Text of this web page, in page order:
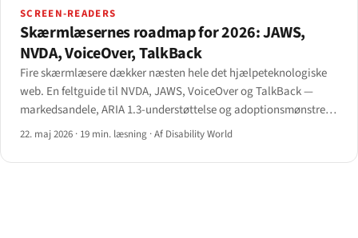
SCREEN-READERS
Skærmlæsernes roadmap for 2026: JAWS,
NVDA, VoiceOver, TalkBack
Fire skærmlæsere dækker næsten hele det hjælpeteknologiske
web. En feltguide til NVDA, JAWS, VoiceOver og TalkBack —
markedsandele, ARIA 1.3-understøttelse og adoptionsmønstre
for 2026.
22. maj 2026 · 19 min. læsning ·Af Disability World